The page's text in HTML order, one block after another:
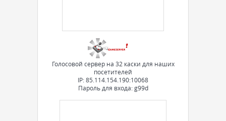
Голосовой сервер на 32 каски для наших
посетителей
IP: 85.114.154.190:10068
Пароль для входа: g99d